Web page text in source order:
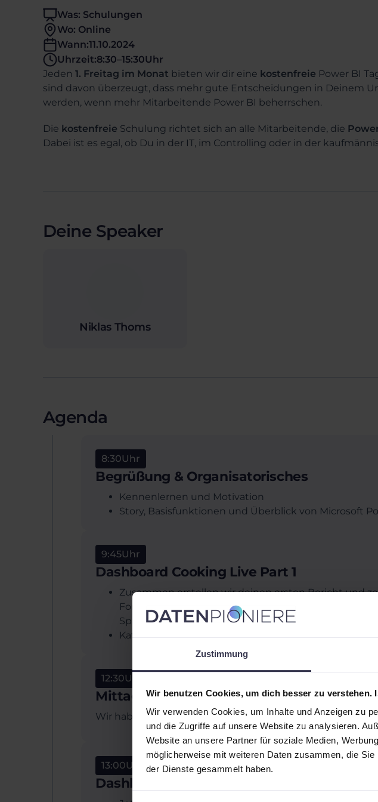
Zustimmung
Wir benutzen Cookies, um dich besser zu verstehen.
Wir verwenden Cookies, um Inhalte und Anzeigen zu
und die Zugriffe auf unsere Website zu analysieren.
Website an unsere Partner für soziale Medien,
möglicherweise mit weiteren Daten zusammen, die
der Dienste gesammelt haben.
Was: Schulungen
Wo: Online
Wann:11.10.2024
Uhrzeit:8:30–15:30Uhr
Jeden 1. Freitag im Monat bieten wir dir eine kostenfreie Power BI
sind davon überzeugt, dass mehr gute Entscheidungen in Deinem
werden, wenn mehr Mitarbeitende Power BI beherrschen.
Die kostenfreie Schulung richtet sich an alle Mitarbeitende, die
Dabei ist es egal, ob Du in der IT, im Controlling oder in der
Deine Speaker
Niklas Thoms
Agenda
8:30Uhr
Begrüßung & Organisatorisches
Kennenlernen und Motivation
Story, Basisfunktionen und Überblick von Microsoft
9:45Uhr
Dashboard Cooking Live Part 1
Zusammen erstellen wir deinen ersten Bericht und
Formatierungen, Einladen von Daten, Berechnung
Spalten uvm.
Kaffeepause ;-)
12:30Uhr
Mittagspause
Wir haben uns die Mittagspause redlich verdient
13:00Uhr
Dashboard Cooking Live Part 2